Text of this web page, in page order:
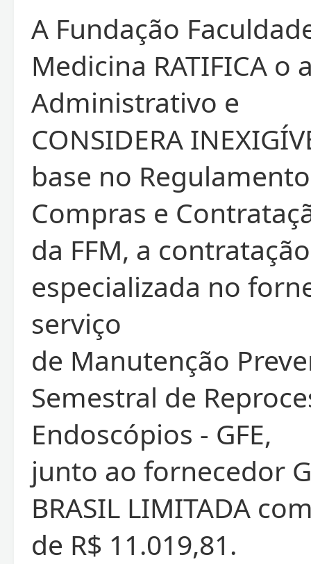
A Fundação
Medicina RATIFICA o
Administrativo e
CONSIDERA
base no
Compras e
da FFM, a
especializada no
serviço
de Manutenção
Semestral de
Endoscópios - GFE,
junto ao fornecedor
BRASIL LIMITADA
de R$ 11.019,81.